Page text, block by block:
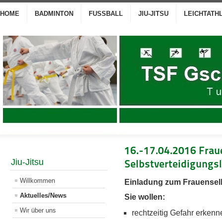
HOME BADMINTON FUSSBALL JIU-JITSU
Jiu-Jitsu
Willkommen
Aktuelles/News
Wir über uns
16.-17.04.2016
Einladung zum
Sie wollen:
rechtzeitig Gefahr